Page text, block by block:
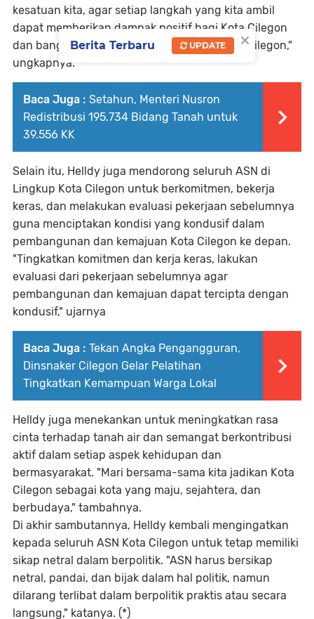
kesatuan kita, agar setiap langkah yang kita ambil
dapat memberikan dampak positif bagi Kota Cilegon
dan bangsa ini, khususnya masyarakat Kota Cilegon,"
ungkapnya.
Baca Juga : Setahun, Menteri Nusron
Redistribusi 195.734 Bidang Tanah untuk
39.556 KK
Selain itu, Helldy juga mendorong seluruh ASN di
Lingkup Kota Cilegon untuk berkomitmen, bekerja
keras, dan melakukan evaluasi pekerjaan sebelumnya
guna menciptakan kondisi yang kondusif dalam
pembangunan dan kemajuan Kota Cilegon ke depan.
"Tingkatkan komitmen dan kerja keras, lakukan
evaluasi dari pekerjaan sebelumnya agar
pembangunan dan kemajuan dapat tercipta dengan
kondusif," ujarnya
Baca Juga : Tekan Angka Pengangguran,
Dinsnaker Cilegon Gelar Pelatihan
Tingkatkan Kemampuan Warga Lokal
Helldy juga menekankan untuk meningkatkan rasa
cinta terhadap tanah air dan semangat berkontribusi
aktif dalam setiap aspek kehidupan dan
bermasyarakat. "Mari bersama-sama kita jadikan Kota
Cilegon sebagai kota yang maju, sejahtera, dan
berbudaya," tambahnya.
Di akhir sambutannya, Helldy kembali mengingatkan
kepada seluruh ASN Kota Cilegon untuk tetap memiliki
sikap netral dalam berpolitik. "ASN harus bersikap
netral, pandai, dan bijak dalam hal politik, namun
dilarang terlibat dalam berpolitik praktis atau secara
langsung," katanya. (*)
×
Berita Terbaru UPDATE